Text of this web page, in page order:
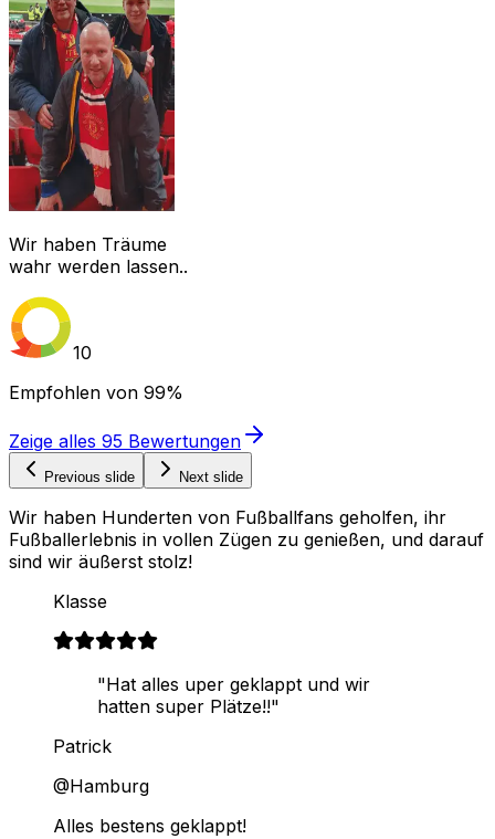
Wir haben Träume
wahr werden lassen..
10
Empfohlen von 99%
Zeige alles 95 Bewertungen
Previous slide Next slide
Wir haben Hunderten von Fußballfans geholfen, ihr
Fußballerlebnis in vollen Zügen zu genießen, und darauf
sind wir äußerst stolz!
Klasse
"Hat alles uper geklappt und wir
hatten super Plätze!!"
Patrick
@Hamburg
Alles bestens geklappt!